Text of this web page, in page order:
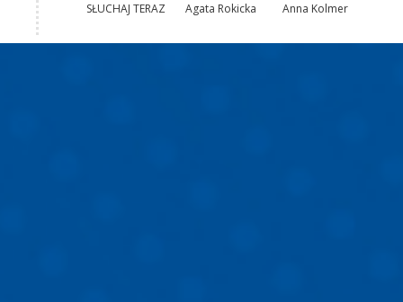
SŁUCHAJ TERAZ Agata Rokicka Anna Kolmer